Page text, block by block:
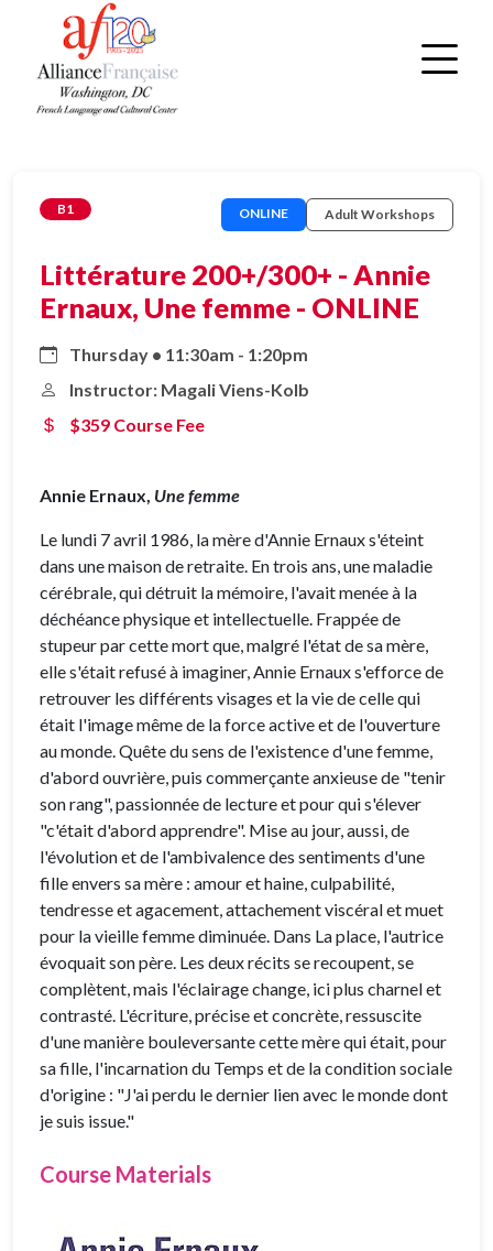
B1 ONLINE Adult Workshops
Littérature 200+/300+ - Annie
Ernaux, Une femme - ONLINE
Thursday • 11:30am - 1:20pm
Instructor: Magali Viens-Kolb
$359 Course Fee
Annie Ernaux, Une femme
Le lundi 7 avril 1986, la mère d'Annie Ernaux s'éteint
dans une maison de retraite. En trois ans, une maladie
cérébrale, qui détruit la mémoire, l'avait menée à la
déchéance physique et intellectuelle. Frappée de
stupeur par cette mort que, malgré l'état de sa mère,
elle s'était refusé à imaginer, Annie Ernaux s'efforce de
retrouver les différents visages et la vie de celle qui
était l'image même de la force active et de l'ouverture
au monde. Quête du sens de l'existence d'une femme,
d'abord ouvrière, puis commerçante anxieuse de "tenir
son rang", passionnée de lecture et pour qui s'élever
"c'était d'abord apprendre". Mise au jour, aussi, de
l'évolution et de l'ambivalence des sentiments d'une
fille envers sa mère : amour et haine, culpabilité,
tendresse et agacement, attachement viscéral et muet
pour la vieille femme diminuée. Dans La place, l'autrice
évoquait son père. Les deux récits se recoupent, se
complètent, mais l'éclairage change, ici plus charnel et
contrasté. L'écriture, précise et concrète, ressuscite
d'une manière bouleversante cette mère qui était, pour
sa fille, l'incarnation du Temps et de la condition sociale
d'origine : "J'ai perdu le dernier lien avec le monde dont
je suis issue."
Course Materials